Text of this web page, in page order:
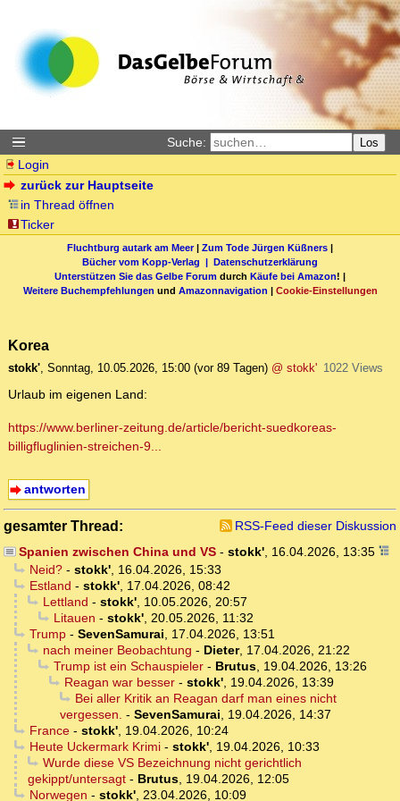
Suche: Los
Login
zurück zur Hauptseite
in Thread öffnen
Ticker
Fluchtburg autark am Meer| Zum Tode Jürgen Küßners |
Bücher vom Kopp-Verlag | Datenschutzerklärung
Unterstützen Sie das Gelbe Forum durch Käufe bei Amazon! |
Weitere Buchempfehlungen und Amazonnavigation | Cookie-Einstellungen
Korea
stokk', Sonntag, 10.05.2026, 15:00 (vor 89 Tagen) @ stokk' 1022 Views
Urlaub im eigenen Land:
https://www.berliner-zeitung.de/article/bericht-suedkoreas-
billigfluglinien-streichen-9...
antworten
gesamter Thread:
RSS-Feed dieser Diskussion
Spanien zwischen China und VS- stokk', 16.04.2026, 13:35
Neid?- stokk', 16.04.2026, 15:33
Estland - stokk', 17.04.2026, 08:42
Lettland - stokk', 10.05.2026, 20:57
Litauen - stokk', 20.05.2026, 11:32
Trump- SevenSamurai, 17.04.2026, 13:51
nach meiner Beobachtung - Dieter, 17.04.2026, 21:22
Trump ist ein Schauspieler- Brutus, 19.04.2026, 13:26
Reagan war besser- stokk', 19.04.2026, 13:39
Bei aller Kritik an Reagan darf man eines nicht
vergessen. - SevenSamurai, 19.04.2026, 14:37
France- stokk', 19.04.2026, 10:24
Heute Uckermark Krimi- stokk', 19.04.2026, 10:33
Wurde diese VS Bezeichnung nicht gerichtlich
gekippt/untersagt - Brutus, 19.04.2026, 12:05
Norwegen - stokk', 23.04.2026, 10:09